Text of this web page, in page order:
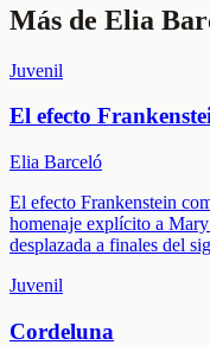
Más de Elia
Juvenil
El efecto
Elia Barceló
El efecto Frankenstein
homenaje explícito a
desplazada a finales del
Juvenil
Cordeluna